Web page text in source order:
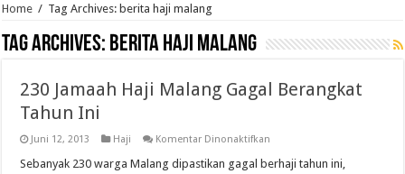
Home / Tag Archives: berita haji malang
Tag Archives: berita haji malang
230 Jamaah Haji Malang Gagal Berangkat
Tahun Ini
Juni 12, 2013 Haji Komentar Dinonaktifkan
Jamaah
Sebanyak 230 warga Malang dipastikan gagal berhaji tahun ini,